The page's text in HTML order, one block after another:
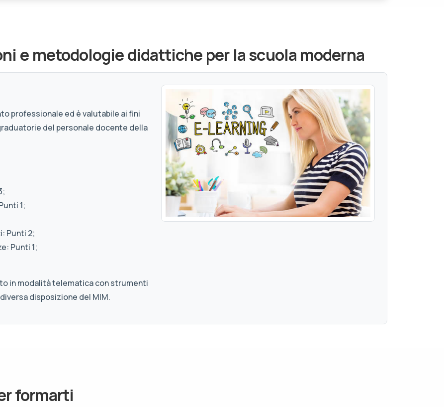
e metodologie didattiche per la scuola moderna
professionale ed è valutabile ai fini
del personale docente della
1;
Punti 2;
Punti 1;
in modalità telematica con strumenti
disposizione del MIM.
formarti